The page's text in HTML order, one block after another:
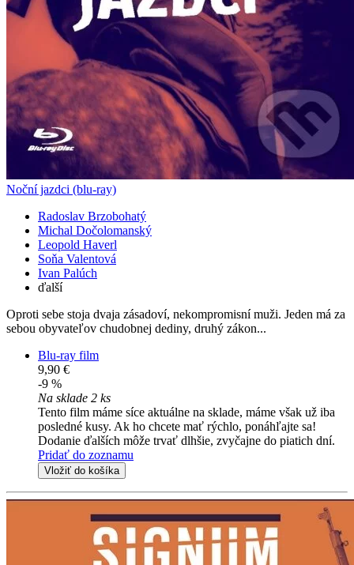
Noční jazdci (blu-ray)
Radoslav Brzobohatý
Michal Dočolomanský
Leopold Haverl
Soňa Valentová
Ivan Palúch
ďalší
Oproti sebe stoja dvaja zásadoví, nekompromisní muži. Jeden má za
sebou obyvateľov chudobnej dediny, druhý zákon...
Blu-ray film
9,90 €
-9 %
Na sklade 2 ks
Tento film máme síce aktuálne na sklade, máme však už iba
posledné kusy. Ak ho chcete mať rýchlo, ponáhľajte sa!
Dodanie ďalších môže trvať dlhšie, zvyčajne do piatich dní.
Pridať do zoznamu
Vložiť do košíka